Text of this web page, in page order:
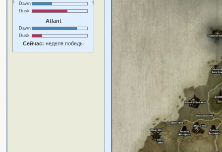
Dawn
Dusk
Atlant
Dawn
Dusk
Сейчас: неделя победы